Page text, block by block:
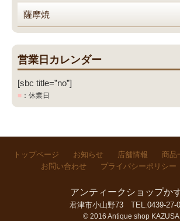
薩摩焼
営業日カレンダー
[sbc title=”no”]
■ ：休業日
トップページ お知らせ 店舗情報 商品
お問い合わせ
プライバシーポリシー
アンティークショップか
君津市小山野73 TEL.0439-27-
© 2016 Antique shop KAZUSA